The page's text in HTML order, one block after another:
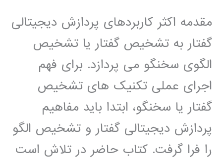
مقدمه اکثر کاربردهای پردازش دیجیتالی
گفتار به تشخیص گفتار یا تشخیص
الگوی سخنگو می پردازد. برای فهم
اجرای عملی تکنیک های تشخیص
گفتار یا سخنگو، ابتدا باید مفاهیم
پردازش دیجیتالی گفتار و تشخیص الگو
را فرا گرفت. کتاب حاضر در تلاش است